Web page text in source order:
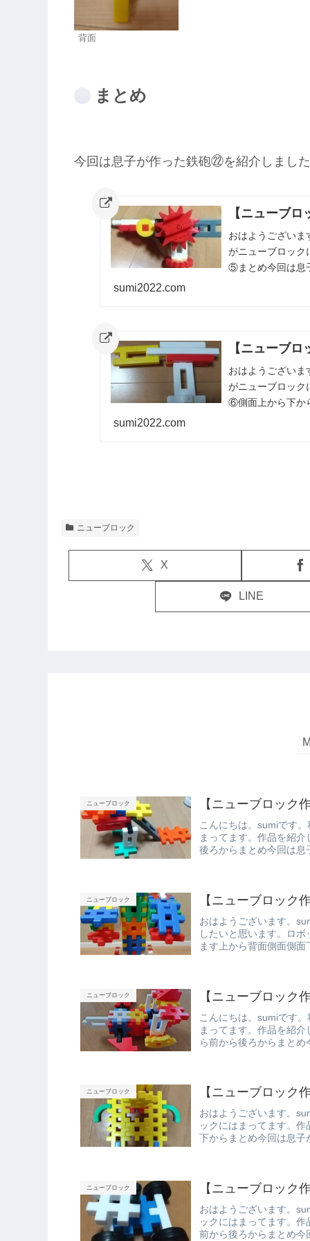
背面
まとめ
今回は息子が作った鉄砲㉒を紹介しまし
【ニューブ
おはようございま
がニューブロック
⑤まとめ今回は息
sumi2022.com
【ニューブ
おはようございま
がニューブロック
⑥側面上から下か
sumi2022.com
ニューブロック
X
LINE
ニューブロック 【ニューブロック
こんにちは。sumiです
まってます。作品を紹
後ろからまとめ今回は
ニューブロック 【ニューブロック
おはようございます。
したいと思います。ロ
ます上から背面側面側
ニューブロック 【ニューブロック
こんにちは。sumiです
まってます。作品を紹
ら前から後ろからまと
ニューブロック 【ニューブロック
おはようございます。
ックにはまってます。
下からまとめ今回は息子
ニューブロック 【ニューブロック
おはようございます。
ックにはまってます。
前から後ろからまとめ